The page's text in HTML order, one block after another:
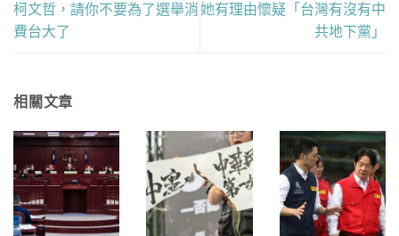
柯文哲，請你不要為了選舉消
費台大了
她有理由懷疑「台灣有沒有中
共地下黨」
相關文章